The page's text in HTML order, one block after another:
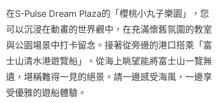
在S-Pulse Dream Plaza的「櫻桃小丸子樂園」，您
可以沉浸在動畫的世界觀中，在充滿懷舊氛圍的教室
與公園場景中打卡留念。接著從旁邊的港口搭乘「富
士山清水港遊覽船」。從海上眺望能將富士山一覽無
遺，堪稱難得一見的絕景。請一邊感受海風，一邊享
受優雅的遊船體驗。